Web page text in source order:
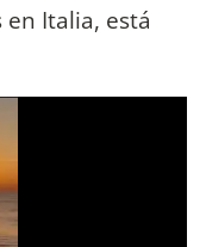
en Italia, está